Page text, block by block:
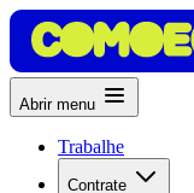
Abrir menu
Trabalhe
Contrate